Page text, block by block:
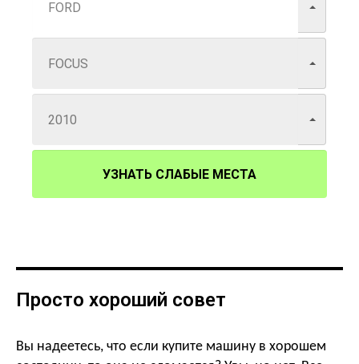
УЗНАТЬ СЛАБЫЕ МЕСТА
Просто хороший совет
Вы надеетесь, что если купите машину в хорошем